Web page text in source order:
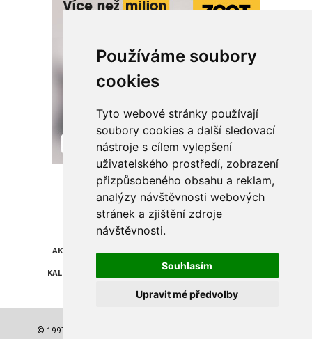
Používáme soubory
cookies
Tyto webové stránky používají
soubory cookies a další sledovací
nástroje s cílem vylepšení
uživatelského prostředí, zobrazení
přizpůsobeného obsahu a reklam,
analýzy návštěvnosti webových
stránek a zjištění zdroje
návštěvnosti.
Souhlasím
Upravit mé předvolby
Najdete nás také na
AKCE A SLEVY
KALENDÁŘ AKCÍ
© 1997-2026 NEJLEPŠÍ ADRESA a.s. Všechna práva vyhrazena.